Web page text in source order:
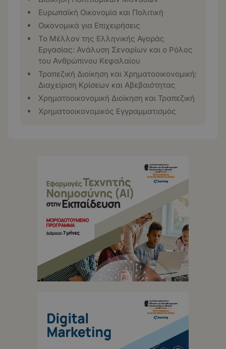
Ευρωπαϊκή Οικονομία και Πολιτική
Οικονομικά για Επιχειρήσεις
Το Μέλλον της Ελληνικής Αγοράς
Εργασίας: Ανάλυση Σεναρίων και ο Ρόλος
του Ανθρώπινου Κεφαλαίου
Τραπεζική Διοίκηση και Χρηματοοικονομική:
Διαχείριση Κρίσεων και Αβεβαιότητας
Χρηματοοικονομική Διοίκηση και Τραπεζική
Χρηματοοικονομικός Εγγραμματισμός